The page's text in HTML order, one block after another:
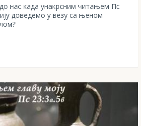
нас када унакрсним читањем Пс
доведемо у везу са њеном